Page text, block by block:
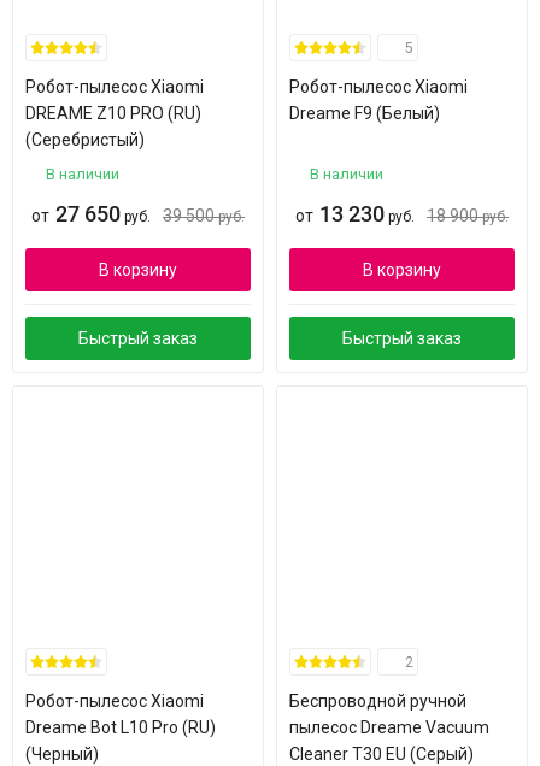
Робот-пылесос Xiaomi
DREAME Z10 PRO (RU)
(Серебристый)
В наличии
от 27 650 руб. 39 500 руб.
В корзину
Быстрый заказ
5
Робот-пылесос Xiaomi
Dreame F9 (Белый)
В наличии
от 13 230 руб. 18 900 руб.
В корзину
Быстрый заказ
Робот-пылесос Xiaomi
Dreame Bot L10 Pro (RU)
(Черный)
2
Беспроводной ручной
пылесос Dreame Vacuum
Cleaner T30 EU (Серый)